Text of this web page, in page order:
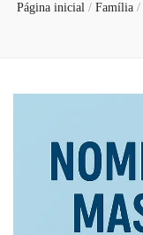
Página inicial / Família /